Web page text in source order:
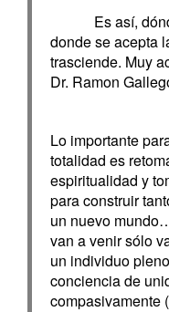
Es así, dónde
donde se acepta
trasciende. Muy
Dr. Ramon
Lo importante
totalidad es
espiritualidad y
para construir
un nuevo
van a venir sólo
un individuo
conciencia de
compasivamente